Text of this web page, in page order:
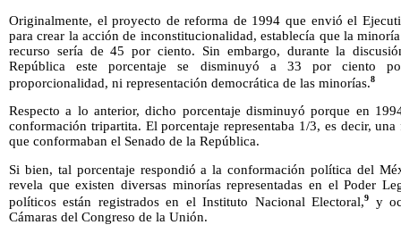
Originalmente, el proyecto de reforma de 1994 que envió el
para crear la acción de inconstitucionalidad, establecía que la
recurso sería de 45 por ciento. Sin embargo, durante la
República este porcentaje se disminuyó a 33 por ciento
proporcionalidad, ni representación democrática de las minorías.8
Respecto a lo anterior, dicho porcentaje disminuyó porque en
conformación tripartita. El porcentaje representaba 1/3, es decir,
que conformaban el Senado de la República.
Si bien, tal porcentaje respondió a la conformación política del
revela que existen diversas minorías representadas en el Poder
políticos están registrados en el Instituto Nacional Electoral,9
y
Cámaras del Congreso de la Unión.